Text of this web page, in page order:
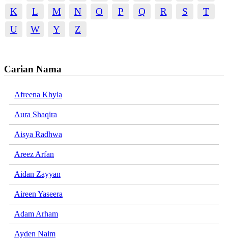
K
L M N O P Q R S
T
U
W Y Z
Carian Nama
Afreena Khyla
Aura Shaqira
Aisya Radhwa
Areez Arfan
Aidan Zayyan
Aireen Yaseera
Adam Arham
Ayden Naim